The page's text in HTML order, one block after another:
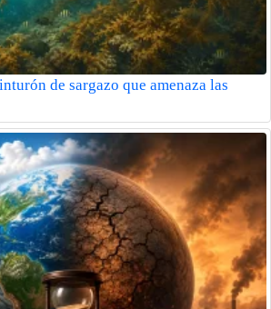
de sargazo que amenaza las